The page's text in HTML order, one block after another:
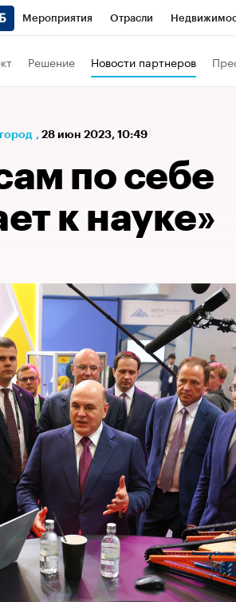
Мероприятия Отрасли
Бизнес
Решение Новости партнеров
, 28 июн 2023, 10:49
по себе
к науке»